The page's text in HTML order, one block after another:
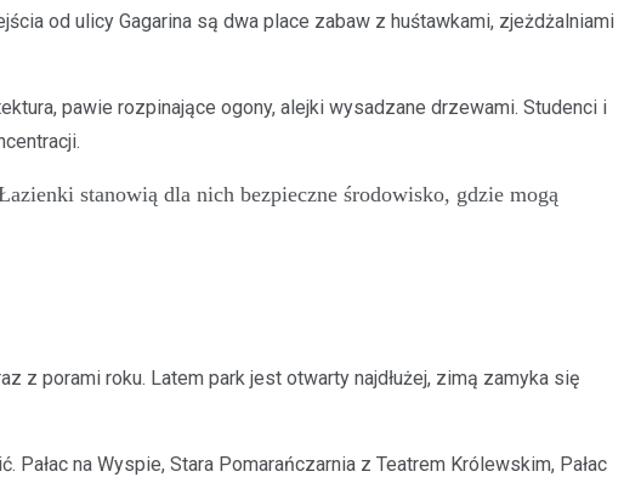
od ulicy Gagarina są dwa place zabaw z huśtawkami, zjeżdżalniami
pawie rozpinające ogony, alejki wysadzane drzewami. Studenci i
stanowią dla nich bezpieczne środowisko, gdzie mogą
porami roku. Latem park jest otwarty najdłużej, zimą zamyka się
na Wyspie, Stara Pomarańczarnia z Teatrem Królewskim, Pałac